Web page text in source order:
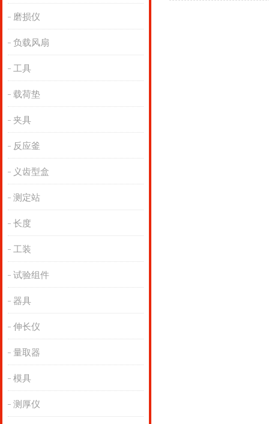
磨损仪
负载风扇
工具
载荷垫
夹具
反应釜
义齿型盒
测定站
长度
工装
试验组件
器具
伸长仪
量取器
模具
测厚仪